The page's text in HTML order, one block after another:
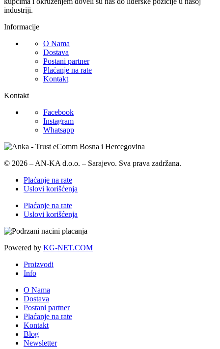
industriji.
Informacije
O Nama
Dostava
Postani partner
Plaćanje na rate
Kontakt
Kontakt
Facebook
Instagram
Whatsapp
© 2026 – AN-KA d.o.o. – Sarajevo. Sva prava zadržana.
Plaćanje na rate
Uslovi korišćenja
Plaćanje na rate
Uslovi korišćenja
Powered by KG-NET.COM
Proizvodi
Info
O Nama
Dostava
Postani partner
Plaćanje na rate
Kontakt
Blog
Newsletter